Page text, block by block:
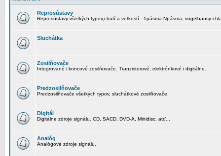
Reprosústavy
Reprosústavy všetkých typov,chutí a veľkostí - 1pásma-Npásma, vogelhausy-
Sluchátka
Zosilňovače
Integrované i koncové zosilňovače. Tranzistorové, elektrónkové i digitálne.
Predzosilňovače
Predzosilňovače všetkých typov, sluchátkové zosilňovače.
Digitál
Digitálne zdroje signálu. CD, SACD, DVD-A, Minidisc, atď...
Analóg
Analógové zdroje signálu.